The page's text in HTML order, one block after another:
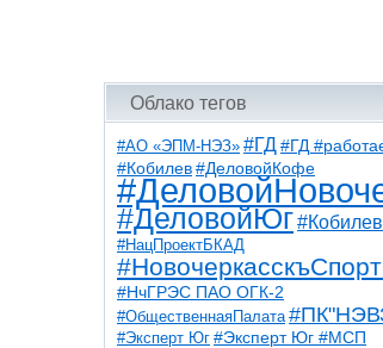
Облако тегов
#АО «ЭПМ-НЭЗ» #ГД #ГД
#Кобилев #ДеловойКофе
#ДеловойЮг#Кобилев
#НацПроектБКАД
#НчГРЭС ПАО ОГК-2
#ОбщественнаяПалата
#Эксперт Юг #Эксперт Юг #МСП